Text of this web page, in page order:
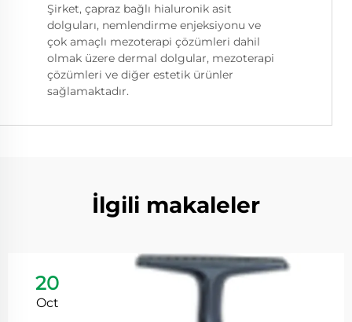
Şirket, çapraz bağlı hialuronik asit
dolguları, nemlendirme enjeksiyonu ve
çok amaçlı mezoterapi çözümleri dahil
olmak üzere dermal dolgular, mezoterapi
çözümleri ve diğer estetik ürünler
sağlamaktadır.
İlgili makaleler
20
Oct